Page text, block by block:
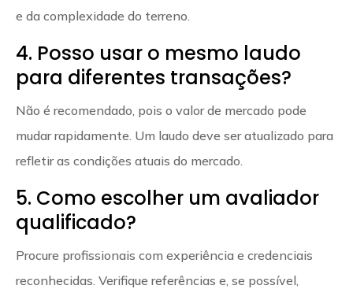
e da complexidade do terreno.
4. Posso usar o mesmo laudo
para diferentes transações?
Não é recomendado, pois o valor de mercado pode
mudar rapidamente. Um laudo deve ser atualizado para
refletir as condições atuais do mercado.
5. Como escolher um avaliador
qualificado?
Procure profissionais com experiência e credenciais
reconhecidas. Verifique referências e, se possível,